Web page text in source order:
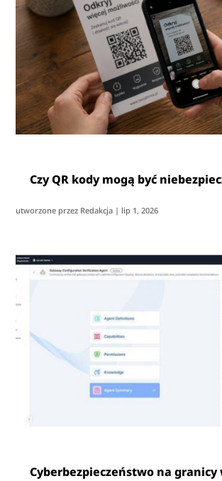
Czy QR kody mogą być
utworzone przez Redakcja | lip 1, 2026
Cyberbezpieczeństwo na granicy